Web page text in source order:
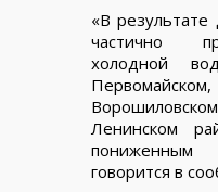
«В
частично
холодной
Ленинском
говорится в